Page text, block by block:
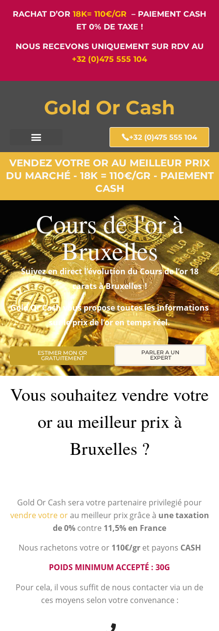
RACHAT D’OR 18K= 110€/GR – PAIEMENT CASH
ET 0% DE TAXE !
NOUS RECEVONS UNIQUEMENT SUR RDV AU
+32 (0)475 555 104
Gold Or Cash
+32 (0)475 555 104
VENDEZ VOTRE OR AU MEILLEUR PRIX
DU MARCHÉ - 18K = 110€/GR - PAIEMENT
CASH
Cours de l'or à
Bruxelles
Suivez en direct l’évolution du Cours de l’or 18
carats à Bruxelles !
Gold Or Cash vous propose toutes les informations
sur le prix de l’or en temps réel.
ESTIMER MON OR
GRATUITEMENT
PARLER A UN
EXPERT
Vous souhaitez vendre votre
or au meilleur prix à
Bruxelles ?
Gold Or Cash sera votre partenaire privilegié pour
vendre votre orau meilleur prix grâce à une taxation
de 0% contre 11,5% en France
Nous rachetons votre or 110€/gr et payons CASH
POIDS MINIMUM ACCEPTÉ : 30G
Pour cela, il vous suffit de nous contacter via un de
ces moyens selon votre convenance :